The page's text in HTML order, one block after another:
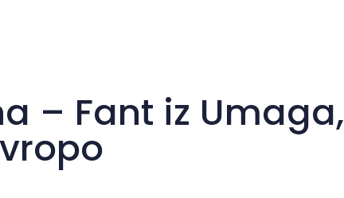
– Fant iz Umaga,